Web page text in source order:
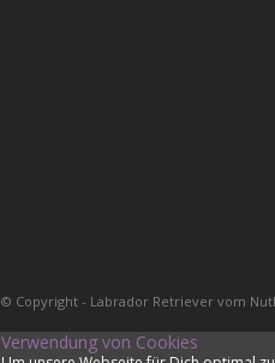
© Copyright - Labrador Retriever vom
Verwendung von Cookies